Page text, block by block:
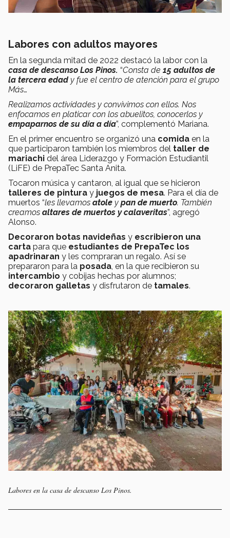
Labores con adultos mayores
En la segunda mitad de 2022 destacó la labor con la
casa de descanso Los Pinos. “Consta de 15 adultos de
la tercera edady fue el centro de atención para el grupo
Más…
Realizamos actividades y convivimos con ellos. Nos
enfocamos en platicar con los abuelitos, conocerlos y
empaparnos de su día a día”, complementó Mariana.
En el primer encuentro se organizó una comida en la
que participaron también los miembros del taller de
mariachi del área Liderazgo y Formación Estudiantil
(LiFE) de PrepaTec Santa Anita.
Tocaron música y cantaron, al igual que se hicieron
talleres de pintura y juegos de mesa. Para el día de
muertos “les llevamos atole y pan de muerto. También
creamos altares de muertos y calaveritas”, agregó
Alonso.
Decoraron botas navideñas y escribieron una
carta para que estudiantes de PrepaTec los
apadrinaran y les compraran un regalo. Así se
prepararon para la posada , en la que recibieron su
intercambio y cobijas hechas por alumnos;
decoraron galletas y disfrutaron de tamales.
Labores en la casa de descanso Los Pinos.